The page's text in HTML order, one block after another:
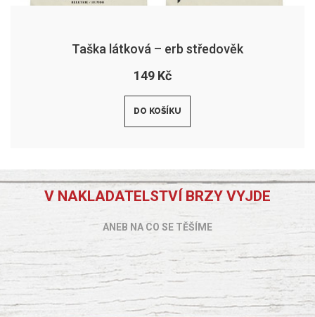
Taška látková – erb středověk
149 Kč
DO KOŠÍKU
V NAKLADATELSTVÍ BRZY VYJDE
ANEB NA CO SE TĚŠÍME